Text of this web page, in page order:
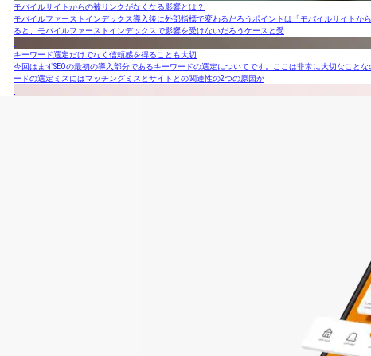
モバイルサイトからの被リンクがなくなる影響とは？
モバイルファーストインデックス導入後に外部指標で変わるだろうポイントは「モバイルサイト
ると、モバイルファーストインデックスで影響を受けないだろうケースと受
キーワード選定だけでなく信頼感を得ることも大切
今回はまずSEOの最初の導入部分であるキーワードの選定についてです。ここは非常に大切なこと
ードの選定ミスにはマッチングミスとサイトとの関連性の2つの原因が